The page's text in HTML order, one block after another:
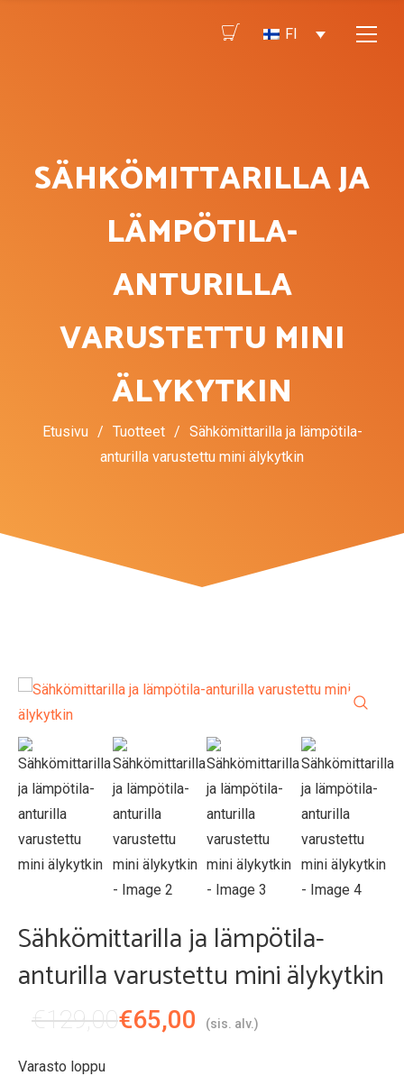
FI
SÄHKÖMITTARILLA JA
LÄMPÖTILA-
ANTURILLA
VARUSTETTU MINI
ÄLYKYTKIN
Etusivu / Tuotteet / Sähkömittarilla ja lämpötila-
anturilla varustettu mini älykytkin
Sähkömittarilla ja lämpötila-
anturilla varustettu mini älykytkin
€129,00
Alkuperäinen
€65,00
Nykyinen
(sis. alv.)
Varasto loppu